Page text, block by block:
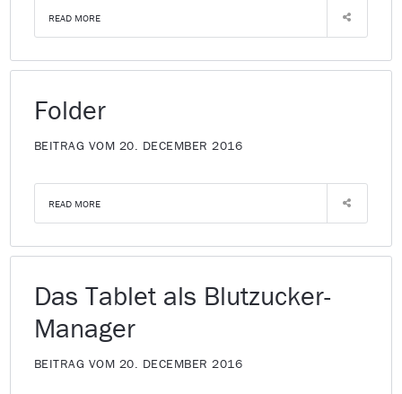
READ MORE
Folder
BEITRAG VOM 20. DECEMBER 2016
READ MORE
Das Tablet als Blutzucker-
Manager
BEITRAG VOM 20. DECEMBER 2016